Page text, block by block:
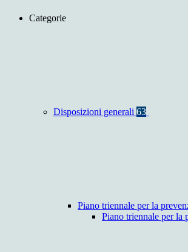
Categorie
Disposizioni generali 63
Piano triennale per la
Piano triennale per la